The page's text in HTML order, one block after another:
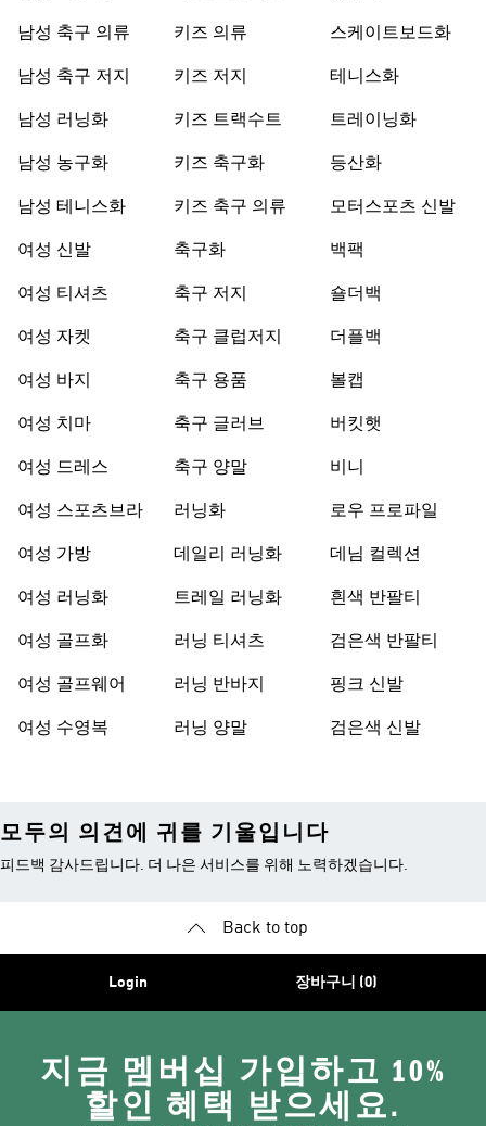
남성 축구 의류
남성 축구 저지
남성 러닝화
남성 농구화
남성 테니스화
여성 신발
여성 티셔츠
여성 자켓
여성 바지
여성 치마
여성 드레스
여성 스포츠브라
여성 가방
여성 러닝화
여성 골프화
여성 골프웨어
여성 수영복
키즈 의류
키즈 저지
키즈 트랙수트
키즈 축구화
키즈 축구 의류
축구화
축구 저지
축구 클럽저지
축구 용품
축구 글러브
축구 양말
러닝화
데일리 러닝화
트레일 러닝화
러닝 티셔츠
러닝 반바지
러닝 양말
스케이트보드화
테니스화
트레이닝화
등산화
모터스포츠 신발
백팩
숄더백
더플백
볼캡
버킷햇
비니
로우 프로파일
데님 컬렉션
흰색 반팔티
검은색 반팔티
핑크 신발
검은색 신발
모두의 의견에 귀를 기울입니다
피드백 감사드립니다. 더 나은 서비스를 위해 노력하겠습니다.
Back to top
Login 장바구니 (0)
지금 멤버십 가입하고 10%
할인 혜택 받으세요.